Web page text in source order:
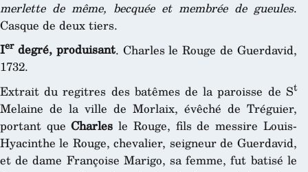
merlette de même, becquée et membrée de gueules.
Casque de deux tiers.
Ierdegré, produisant. Charles le Rouge de Guerdavid,
1732.
Extrait du regitres des batêmes de la paroisse de St
Melaine de la ville de Morlaix, évêché de Tréguier,
portant queCharles le Rouge, fils de messire Louis-
Hyacinthe le Rouge, chevalier, seigneur de Guerdavid,
et de dame Françoise Marigo, sa femme, fut batisé le